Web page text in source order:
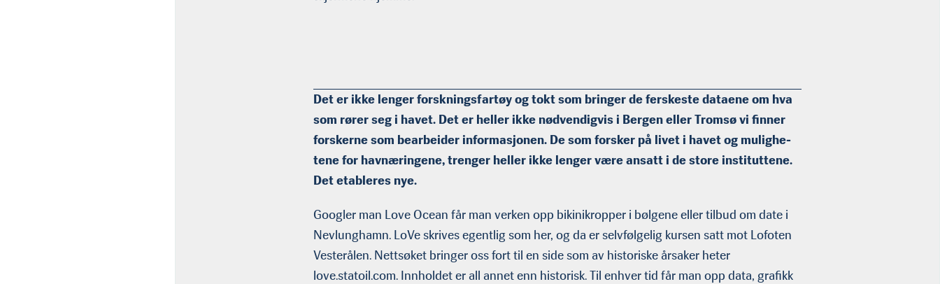
Det er ikke lenger forskningsfartøy og tokt som bringer de fer­skeste dataene om hva
som rører seg i havet. Det er heller ikke nødvendigvis i Bergen eller Tromsø vi finner
forskerne som bear­beider informasjonen. De som forsker på livet i havet og mulighe­
tene for havnæringene, trenger heller ikke lenger være ansatt i de store instituttene.
Det etableres nye.
Googler man Love Ocean får man verken opp bikinikropper i bølgene eller tilbud om date i
Nevlunghamn. LoVe skrives egentlig som her, og da er selvfølgelig kursen satt mot Lofoten
Vesterålen. Nettsøket bringer oss fort til en side som av historiske årsaker heter
love.statoil.com. Innholdet er all annet enn historisk. Til enhver tid får man opp data, grafikk